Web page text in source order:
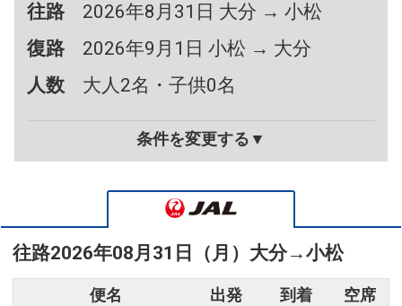
往路
2026年8月31日 大分 → 小松
復路
2026年9月1日 小松 → 大分
人数
大人2名・子供0名
条件を変更する▼
往路2026年08月31日（月） 大分→小松
便名 出発 到着 空席